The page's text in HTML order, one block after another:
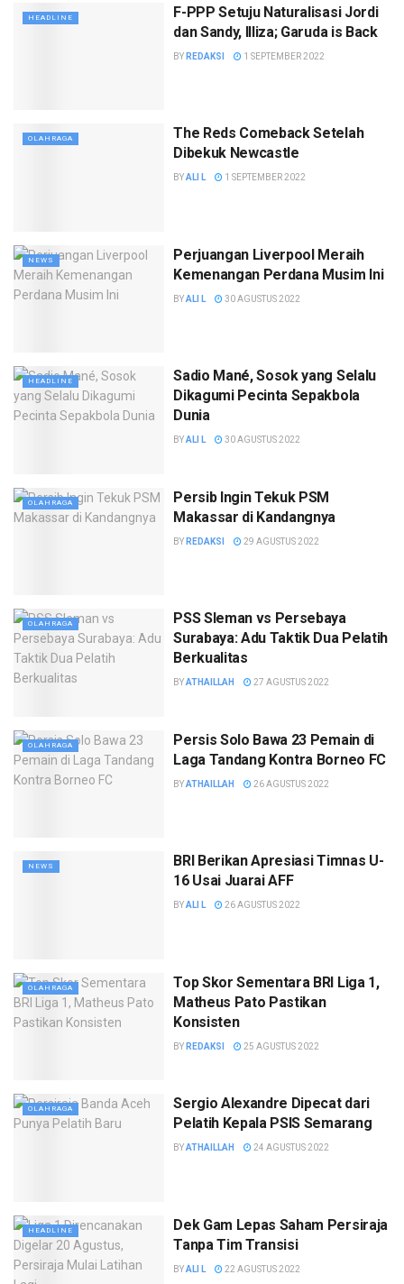
HEADLINE
F-PPP Setuju Naturalisasi Jordi
dan Sandy, Illiza; Garuda is Back
BY REDAKSI 1 SEPTEMBER 2022
OLAHRAGA
The Reds Comeback Setelah
Dibekuk Newcastle
BYALI L 1 SEPTEMBER 2022
NEWS
Perjuangan Liverpool Meraih
Kemenangan Perdana Musim Ini
BYALI L 30 AGUSTUS 2022
HEADLINE
Sadio Mané, Sosok yang Selalu
Dikagumi Pecinta Sepakbola
Dunia
BYALI L 30 AGUSTUS 2022
OLAHRAGA
Persib Ingin Tekuk PSM
Makassar di Kandangnya
BY REDAKSI 29 AGUSTUS 2022
OLAHRAGA
PSS Sleman vs Persebaya
Surabaya: Adu Taktik Dua Pelatih
Berkualitas
BYATHAILLAH 27 AGUSTUS 2022
OLAHRAGA
Persis Solo Bawa 23 Pemain di
Laga Tandang Kontra Borneo FC
BYATHAILLAH 26 AGUSTUS 2022
NEWS
BRI Berikan Apresiasi Timnas U-
16 Usai Juarai AFF
BYALI L 26 AGUSTUS 2022
OLAHRAGA
Top Skor Sementara BRI Liga 1,
Matheus Pato Pastikan
Konsisten
BY REDAKSI 25 AGUSTUS 2022
OLAHRAGA
Sergio Alexandre Dipecat dari
Pelatih Kepala PSIS Semarang
BYATHAILLAH 24 AGUSTUS 2022
HEADLINE
Dek Gam Lepas Saham Persiraja
Tanpa Tim Transisi
BYALI L 22 AGUSTUS 2022